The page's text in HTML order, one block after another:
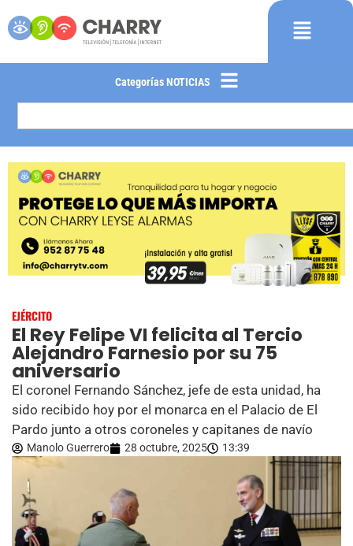
Categorías NOTICIAS
EJÉRCITO
El Rey Felipe VI felicita al Tercio
Alejandro Farnesio por su 75
aniversario
El coronel Fernando Sánchez, jefe de esta unidad, ha
sido recibido hoy por el monarca en el Palacio de El
Pardo junto a otros coroneles y capitanes de navío
Manolo Guerrero 28 octubre, 2025 13:39